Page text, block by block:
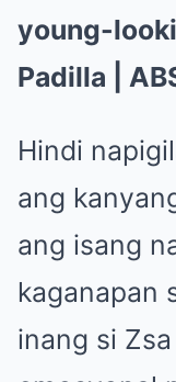
Hindi
ang
ang isang
kaganapan
inang si